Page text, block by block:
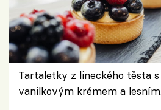
Tartaletky z lineckého těsta s
vanilkovým krémem a lesním